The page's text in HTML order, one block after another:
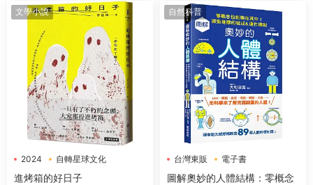
文學小說
2024
自轉星球文化
電子書
進烤箱的好日子
自然科普
台灣東販 電子書
圖解奧妙的人體結構：零概念